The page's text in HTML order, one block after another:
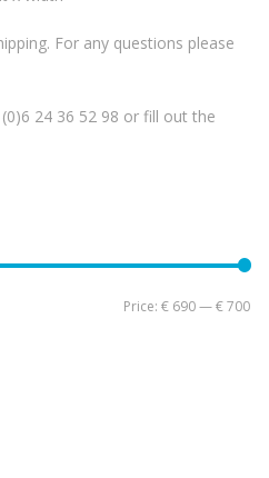
For any questions please
24 36 52 98 or fill out the
Price: € 690—€ 700